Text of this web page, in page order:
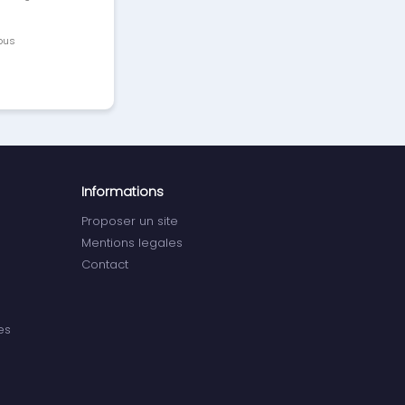
Informations
Proposer un site
Mentions legales
Contact